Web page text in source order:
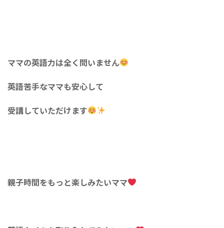
ママの英語力は全く問いません
英語苦手なママも安心して
受講していただけます
親子時間をもっと楽しみたいママ